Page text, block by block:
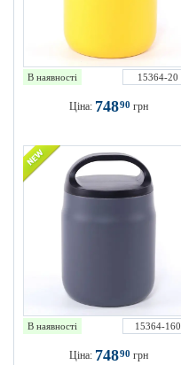
В наявності 15364-20
Ціна: 74890 грн
В наявності 15364-160
Ціна: 74890 грн